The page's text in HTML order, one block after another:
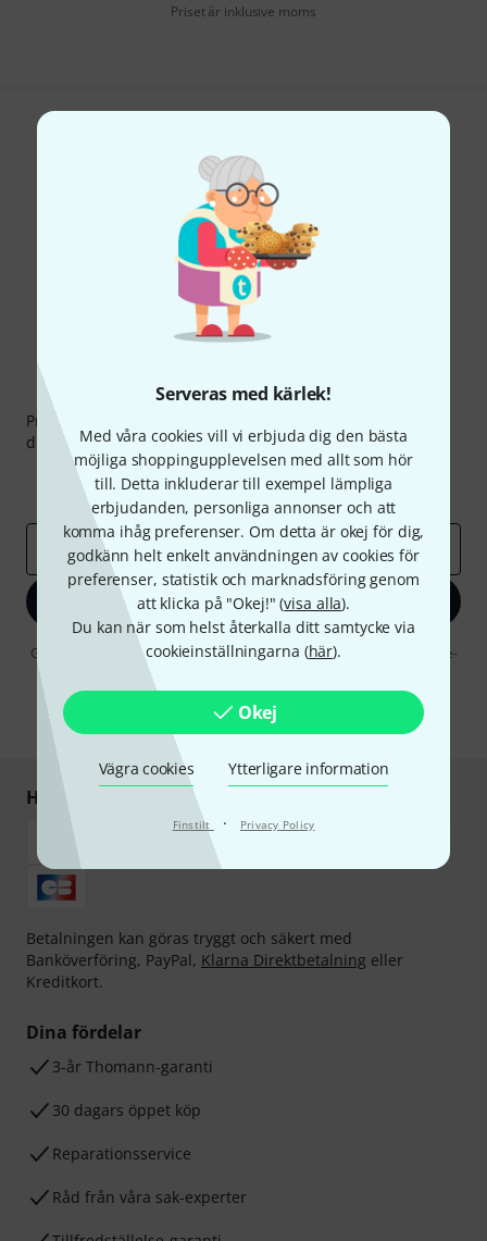
Serveras med kärlek!
Med våra cookies vill vi erbjuda dig den bästa
möjliga shoppingupplevelsen med allt som hör
till. Detta inkluderar till exempel lämpliga
erbjudanden, personliga annonser och att
komma ihåg preferenser. Om detta är okej för dig,
godkänn helt enkelt användningen av cookies för
preferenser, statistik och marknadsföring genom
att klicka på "Okej!" (visa alla).
Du kan när som helst återkalla ditt samtycke via
cookieinställningarna (här).
Okej
Vägra cookies Ytterligare information
Finstilt · Privacy Policy
Priset är inklusive moms
Hjälp & Feedback
Thomann nyhetsbrev
Prenumererar på Thomanns Nyhetsbrev på engelska och
du kan med lite tur vinna en50 kupongvärd50 €!
Inspirerande inlägg
Erbjudanden
Thomann Insikter
E-postadress*
Registrera dig nu
Genom att klicka på "Registrera dig nu" samtycker jag till att ta emot e-
postreklam. Avregistrering är möjlig när som helst. Du finner mer
information om nyhetsbrevet i vårsekretesspolicy.
* Nödvändig
Handla och betala säkert
Betalningen kan göras tryggt och säkert med
Banköverföring, PayPal, Klarna Direktbetalning eller
Kreditkort.
Dina fördelar
3-år Thomann-garanti
30 dagars öppet köp
Reparationsservice
Råd från våra sak-experter